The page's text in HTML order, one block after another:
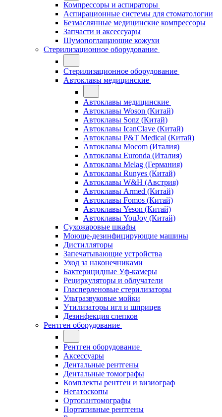
Компрессоры и аспираторы
Аспирационные системы для стоматологии
Безмаслянные медицинские компрессоры
Запчасти и аксессуары
Шумопоглащающие кожухи
Стерилизационное оборудование
Стерилизационное оборудование
Автоклавы медицинские
Автоклавы медицинские
Автоклавы Woson (Китай)
Автоклавы Sonz (Китай)
Автоклавы IcanClave (Китай)
Автоклавы P&T Medical (Китай)
Автоклавы Mocom (Италия)
Автоклавы Euronda (Италия)
Автоклавы Melag (Германия)
Автоклавы Runyes (Китай)
Автоклавы W&H (Австрия)
Автоклавы Armed (Китай)
Автоклавы Fomos (Китай)
Автоклавы Yeson (Китай)
Автоклавы YouJoy (Китай)
Сухожаровые шкафы
Моюще-дезинфицирующие машины
Дистилляторы
Запечатывающие устройства
Уход за наконечниками
Бактерицидные Уф-камеры
Рециркуляторы и облучатели
Гласперленовые стерилизаторы
Ультразвуковые мойки
Утилизаторы игл и шприцев
Дезинфекция слепков
Рентген оборудование
Рентген оборудование
Аксессуары
Дентальные рентгены
Дентальные томографы
Комплекты рентген и визиограф
Негатоскопы
Ортопантомографы
Портативные рентгены